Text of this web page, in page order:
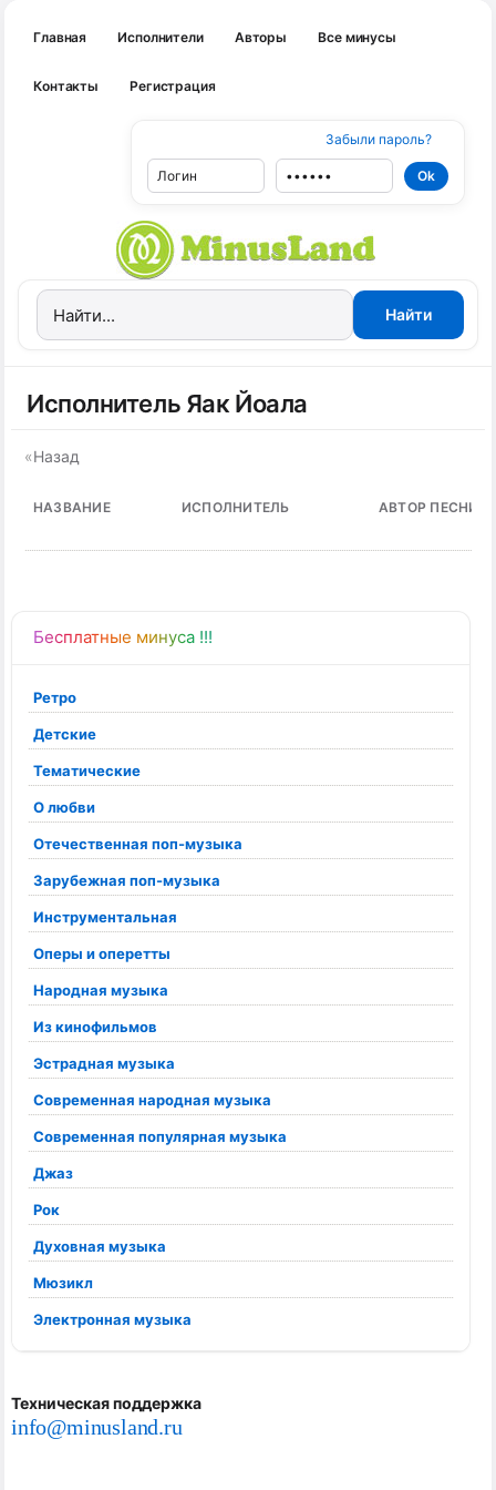
Главная Исполнители Авторы Все минусы
Контакты Регистрация
Забыли пароль?
Бесплатные минуса !!!
Ретро
Детские
Тематические
О любви
Отечественная поп-музыка
Зарубежная поп-музыка
Инструментальная
Оперы и оперетты
Народная музыка
Из кинофильмов
Эстрадная музыка
Современная народная музыка
Современная популярная музыка
Джаз
Рок
Духовная музыка
Мюзикл
Электронная музыка
Техническая поддержка
info@minusland.ru
Исполнитель Яак Йоала
«Назад
НАЗВАНИЕ ИСПОЛНИТЕЛЬ АВТОР ПЕСНИ